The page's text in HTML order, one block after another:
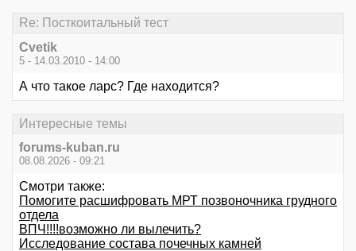
Re: Посткоитальный тест
Cvetik
5 - 14.03.2010 - 14:00
А что такое ларс? Где находится?
Интересные темы
forums-kuban.ru
08.08.2026 - 09:21
Смотри также:
Помогите расшифровать МРТ позвоночника грудного
отдела
ВПЧ!!!!возможно ли вылечить?
Исследование состава почечных камней